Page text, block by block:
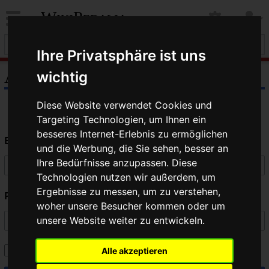
Ihre Privatsphäre ist uns
wichtig
Diese Website verwendet Cookies und
Targeting Technologien, um Ihnen ein
besseres Internet-Erlebnis zu ermöglichen
und die Werbung, die Sie sehen, besser an
Ihre Bedürfnisse anzupassen. Diese
Technologien nutzen wir außerdem, um
Ergebnisse zu messen, um zu verstehen,
woher unsere Besucher kommen oder um
unsere Website weiter zu entwickeln.
Alle akzeptieren
WikiPedalia
Anmelden
Benutzername
Passwort
Angemeldet bleiben